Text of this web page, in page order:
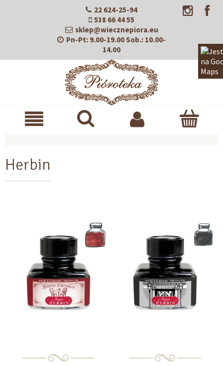
22 624-25-94
538 66 44 55
sklep@wiecznepiora.eu
Pn-Pt: 9.00-19.00Sob.: 10.00-
14.00
Herbin